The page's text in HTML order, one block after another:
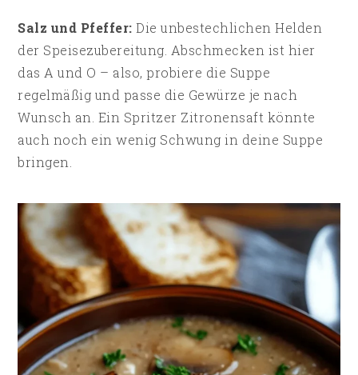
Salz und Pfeffer: Die unbestechlichen Helden
der Speisezubereitung. Abschmecken ist hier
das A und O – also, probiere die Suppe
regelmäßig und passe die Gewürze je nach
Wunsch an. Ein Spritzer Zitronensaft könnte
auch noch ein wenig Schwung in deine Suppe
bringen.